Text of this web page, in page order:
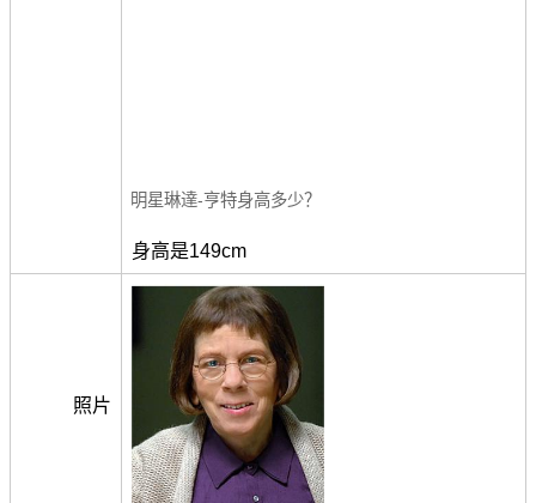
明星琳達-亨特身高多少？
身高是149cm
照片